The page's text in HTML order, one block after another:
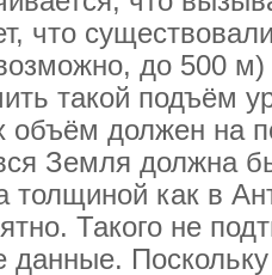
что
до 500
такой подъём
объём должен на
Земля должна
толщиной как в
Такого не
данные.